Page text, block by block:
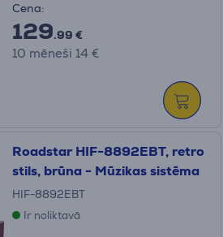
Cena:
129.99 €
10 mēneši 14 €
Roadstar HIF-8892EBT, retro
stils, brūna - Mūzikas sistēma
HIF-8892EBT
Ir noliktavā